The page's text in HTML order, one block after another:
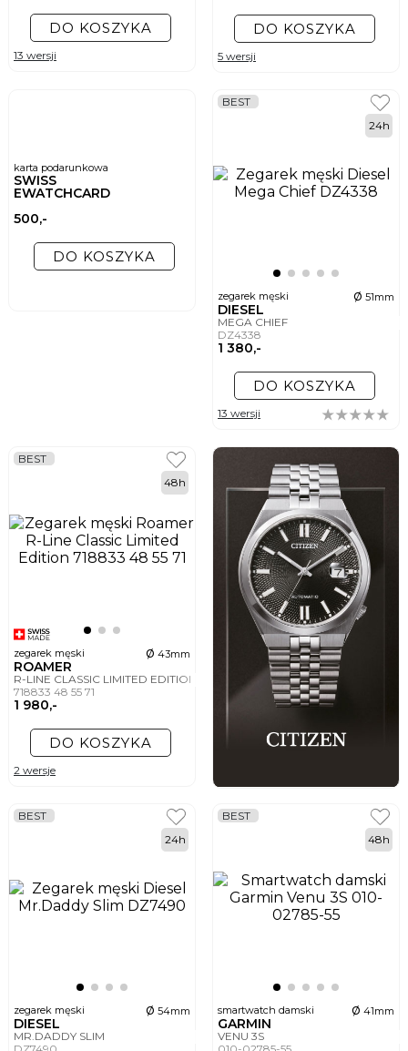
DO KOSZYKA
13 wersji
DO KOSZYKA
5 wersji
karta podarunkowa
SWISS
EWATCHCARD
500,-
DO KOSZYKA
zegarek męski ø 51mm
DIESEL
MEGA CHIEF
DZ4338
1 380,-
BEST
24h
DO KOSZYKA
13 wersji
zegarek męski ø 43mm
ROAMER
R-LINE CLASSIC LIMITED EDITION
718833 48 55 71
1 980,-
BEST
48h
DO KOSZYKA
2 wersje
zegarek męski ø 54mm
DIESEL
MR.DADDY SLIM
BEST
24h
smartwatch damski ø 41mm
GARMIN
VENU 3S
BEST
48h